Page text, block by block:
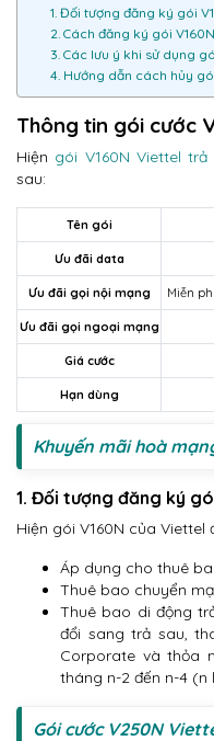
1. Đối tượng đăng ký gói
2. Cách đăng ký gói
3. Các lưu ý khi sử dụng
4. Hướng dẫn cách hủy
Thông tin gói cước
Hiện gói V160N Viettel trả
sau:
Tên gói
Ưu đãi data
Ưu đãi gọi nội mạng Miễn
Ưu đãi gọi ngoại mạng
Giá cước
Hạn dùng
Khuyến mãi hoà
1. Đối tượng đăng ký
Hiện gói V160N của
Áp dụng cho thuê
Thuê bao chuyển
Thuê bao di động
đổi sang trả sau,
Corporate và thỏa
tháng n-2 đến n-4 (n
Gói cước V250N